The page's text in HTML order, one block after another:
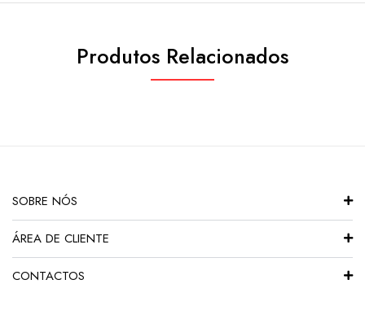
Produtos Relacionados
SOBRE NÓS
ÁREA DE CLIENTE
CONTACTOS